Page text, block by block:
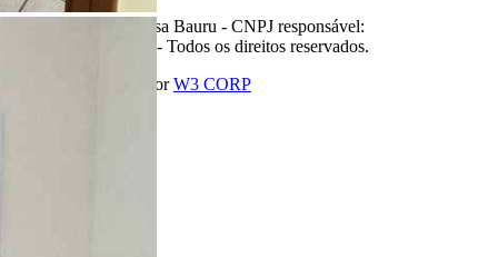
2011-2026 Portal Casa Bauru - CNPJ responsável:
32.709.269/0001-38 - Todos os direitos reservados.
porW3 CORP